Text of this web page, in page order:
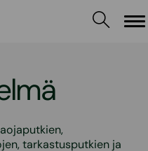
tarkastusputkien ja